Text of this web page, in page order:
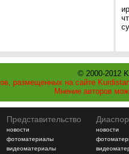
© 2000-2012
размещенных на сайте
Мнение авторов
Представительство
новости
фотоматериалы
видеоматериалы
новости